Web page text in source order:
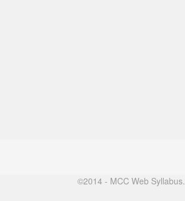
©2014 - MCC Web Syllabus.